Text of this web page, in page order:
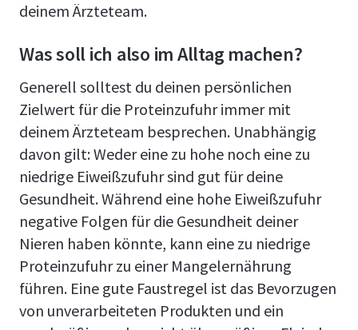
deinem Ärzteteam.
Was soll ich also im Alltag machen?
Generell solltest du deinen persönlichen
Zielwert für die Proteinzufuhr immer mit
deinem Ärzteteam besprechen. Unabhängig
davon gilt: Weder eine zu hohe noch eine zu
niedrige Eiweißzufuhr sind gut für deine
Gesundheit. Während eine hohe Eiweißzufuhr
negative Folgen für die Gesundheit deiner
Nieren haben könnte, kann eine zu niedrige
Proteinzufuhr zu einer Mangelernährung
führen. Eine gute Faustregel ist das Bevorzugen
von unverarbeiteten Produkten und ein